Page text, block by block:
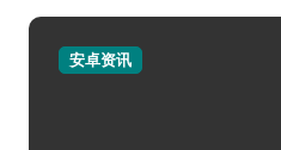
安卓资讯